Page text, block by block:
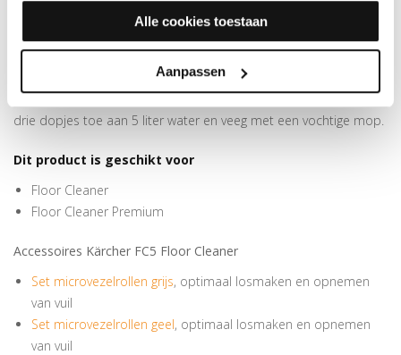
Alle cookies toestaan
Aanpassen
PARKET/LAMINAAT/KURK 534
schoonwatertank van de Kärcher Floor Cleaner met water en
voeg nadien ½ tot ¼ doseerdopje toe van het
vloerreinigingsmiddel. Manueel – met een mop: voeg twee tot
drie dopjes toe aan 5 liter water en veeg met een vochtige mop.
Dit product is geschikt voor
Floor Cleaner
Floor Cleaner Premium
Accessoires Kärcher FC5 Floor Cleaner
Set microvezelrollen grijs, optimaal losmaken en opnemen
van vuil
Set microvezelrollen geel, optimaal losmaken en opnemen
van vuil